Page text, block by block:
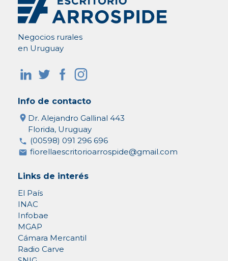
Negocios rurales
en Uruguay
Info de contacto
Dr. Alejandro Gallinal 443
Florida, Uruguay
(00598) 091 296 696
fiorellaescritorioarrospide@gmail.com
Links de interés
El País
INAC
Infobae
MGAP
Cámara Mercantil
Radio Carve